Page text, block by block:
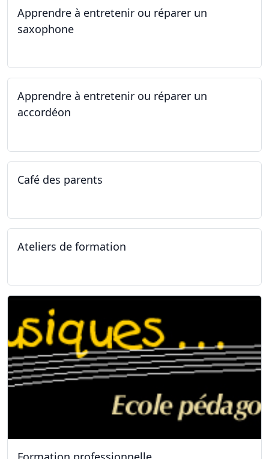
Apprendre à entretenir ou réparer un
saxophone
Apprendre à entretenir ou réparer un
accordéon
Café des parents
Ateliers de formation